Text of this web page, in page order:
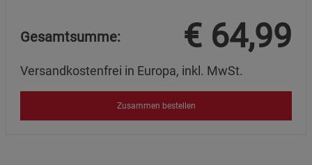
Gesamtsumme: € 64,99
Versandkostenfrei in Europa, inkl. MwSt.
Zusammen bestellen